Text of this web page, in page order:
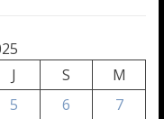
J S
M
5 6
7